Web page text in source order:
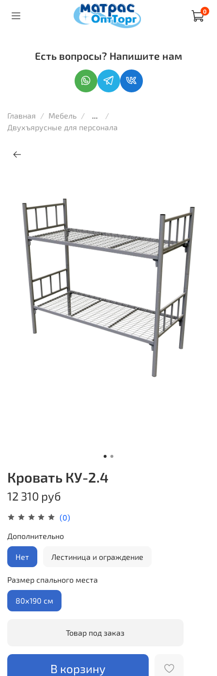
0
Главная Мебель
Двухъярусные для персонала
(0)
Кровать КУ-2.4
12 310 руб
Товар под заказ
В корзину
Дополнительно
Нет Лестиница и ограждение
Размер спального места
80х190 см
Есть вопросы? Напишите нам